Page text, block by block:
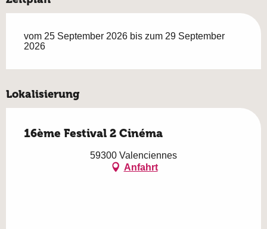
vom 25 September 2026 bis zum 29 September
2026
Lokalisierung
16ème Festival 2 Cinéma
59300 Valenciennes
Anfahrt